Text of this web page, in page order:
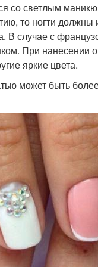
со светлым
то ногти
В случае с
При нанесении
яркие цвета.
может быть